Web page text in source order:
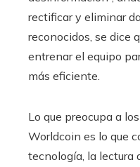
rectificar y eliminar
reconocidos, se dice
entrenar el equipo
más eficiente.
Lo que preocupa a
Worldcoin es lo que
tecnología, la lectura